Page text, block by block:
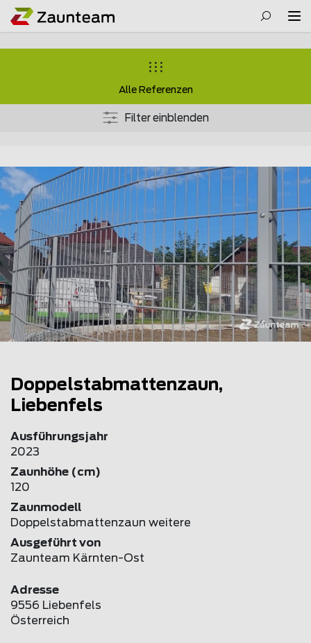
Alle Referenzen
Filter einblenden
Doppelstabmattenzaun,
Liebenfels
Ausführungsjahr
2023
Zaunhöhe (cm)
120
Zaunmodell
Doppelstabmattenzaun weitere
Ausgeführt von
Zaunteam Kärnten-Ost
Adresse
9556 Liebenfels
Österreich